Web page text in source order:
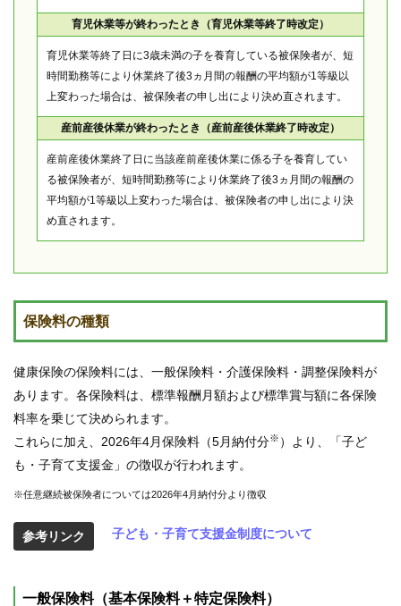
育児休業等が終わったとき（育児休業等終了時改定）
育児休業等終了日に3歳未満の子を養育している被保険者が、短
時間勤務等により休業終了後3ヵ月間の報酬の平均額が1等級以
上変わった場合は、被保険者の申し出により決め直されます。
産前産後休業が終わったとき（産前産後休業終了時改定）
産前産後休業終了日に当該産前産後休業に係る子を養育してい
る被保険者が、短時間勤務等により休業終了後3ヵ月間の報酬の
平均額が1等級以上変わった場合は、被保険者の申し出により決
め直されます。
保険料の種類
健康保険の保険料には、一般保険料・介護保険料・調整保険料が
あります。各保険料は、標準報酬月額および標準賞与額に各保険
料率を乗じて決められます。
これらに加え、2026年4月保険料（5月納付分※ ）より、「子ど
も・子育て支援金」の徴収が行われます。
※任意継続被保険者については2026年4月納付分より徴収
参考リンク 子ども・子育て支援金制度について
一般保険料（基本保険料＋特定保険料）